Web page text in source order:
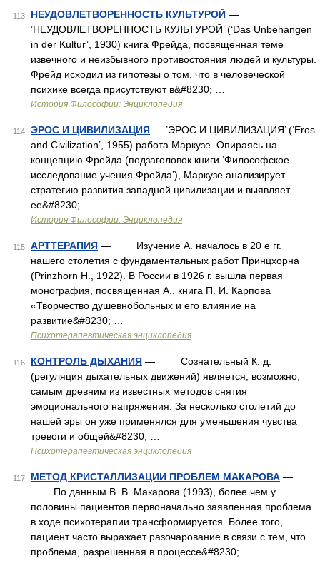
113 НЕУДОВЛЕТВОРЕННОСТЬ КУЛЬТУРОЙ —
’НЕУДОВЛЕТВОРЕННОСТЬ КУЛЬТУРОЙ’ (‘Das Unbehangen
in der Kultur’, 1930) книга Фрейда, посвященная теме
извечного и неизбывного противостояния людей и культуры.
Фрейд исходил из гипотезы о том, что в человеческой
психике всегда присутствуют в&#8230; …
История Философии: Энциклопедия
114 ЭРОС И ЦИВИЛИЗАЦИЯ — ’ЭРОС И ЦИВИЛИЗАЦИЯ’ (‘Eros
and Civilization’, 1955) работа Маркузе. Опираясь на
концепцию Фрейда (подзаголовок книги ‘Философское
исследование учения Фрейда’), Маркузе анализирует
стратегию развития западной цивилизации и выявляет
ее&#8230; …
История Философии: Энциклопедия
115 АРТТЕРАПИЯ — Изучение А. началось в 20 е гг.
нашего столетия с фундаментальных работ Принцхорна
(Prinzhorn H., 1922). В России в 1926 г. вышла первая
монография, посвященная А., книга П. И. Карпова
«Творчество душевнобольных и его влияние на
развитие&#8230; …
Психотерапевтическая энциклопедия
116 КОНТРОЛЬ ДЫХАНИЯ — Сознательный К. д.
(регуляция дыхательных движений) является, возможно,
самым древним из известных методов снятия
эмоционального напряжения. За несколько столетий до
нашей эры он уже применялся для уменьшения чувства
тревоги и общей&#8230; …
Психотерапевтическая энциклопедия
117 МЕТОД КРИСТАЛЛИЗАЦИИ ПРОБЛЕМ МАКАРОВА —
По данным В. В. Макарова (1993), более чем у
половины пациентов первоначально заявленная проблема
в ходе психотерапии трансформируется. Более того,
пациент часто выражает разочарование в связи с тем, что
проблема, разрешенная в процессе&#8230; …